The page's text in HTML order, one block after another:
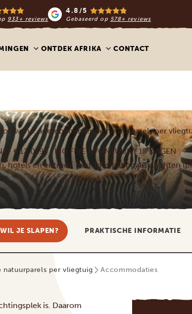
933+ reviews
4.8/5
Gebaseerd op 578+ reviews
ONTDEK AFRIKA CONTACT
adembenemende natuurparels per
€ 12.019*/ BIG FIVE‑AVONTUUR / 15 DAGEN
hotels en entrees, excl. internationale vluchten
personen)
JE SLAPEN? PRAKTISCHE INFORMATIE
natuurparels per vliegtuig Accommodaties
is. Daarom